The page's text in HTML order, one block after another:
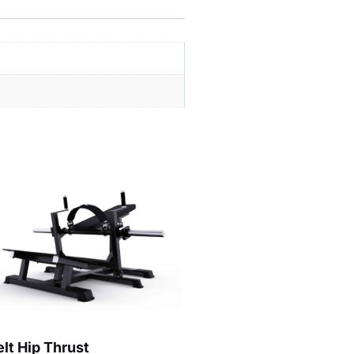
Hip Thrust